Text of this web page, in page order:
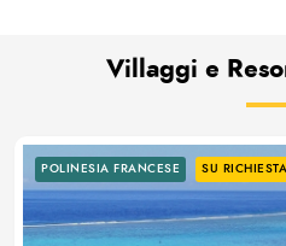
Villaggi e
POLINESIA FRANCESE SU RICHIESTA